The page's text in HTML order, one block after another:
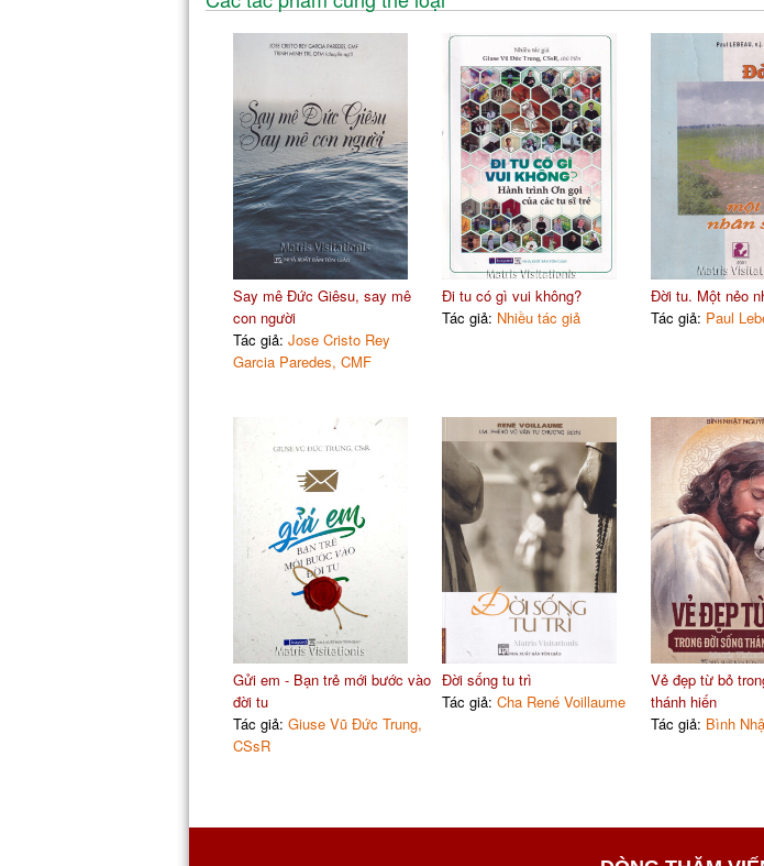
Say mê Đức Giêsu, say mê
con người
Tác giả: Jose Cristo Rey
Garcia Paredes, CMF
Đi tu có gì vui không?
Tác giả: Nhiều tác giả
Đời tu. Một nẻo
Tác giả: Paul
Gửi em - Bạn trẻ mới bước vào
đời tu
Tác giả: Giuse Vũ Đức Trung,
CSsR
Đời sống tu trì
Tác giả: Cha René Voillaume
Vẻ đẹp từ bỏ
thánh hiến
Tác giả: Bình